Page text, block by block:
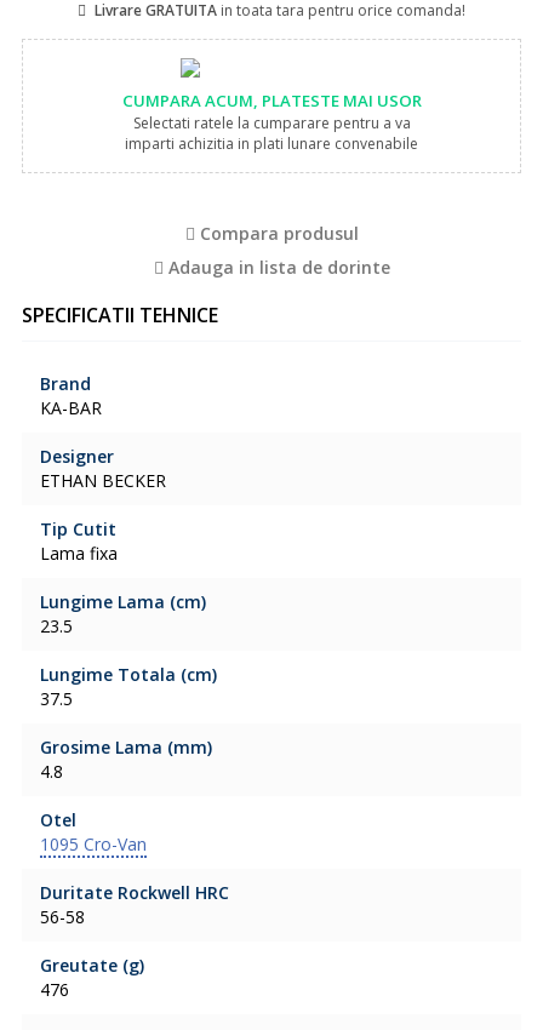
Livrare GRATUITA in toata tara pentru orice comanda!
CUMPARA ACUM, PLATESTE MAI USOR
Selectati ratele la cumparare pentru a va
imparti achizitia in plati lunare convenabile
Compara produsul
Adauga in lista de dorinte
SPECIFICATII TEHNICE
Brand
KA-BAR
Designer
ETHAN BECKER
Tip Cutit
Lama fixa
Lungime Lama (cm)
23.5
Lungime Totala (cm)
37.5
Grosime Lama (mm)
4.8
Otel
1095 Cro-Van
Duritate Rockwell HRC
56-58
Greutate (g)
476